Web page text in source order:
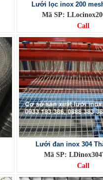
Lưới lọc inox 200
Mã SP:
Call
Lưới đan inox 304
Mã SP:
Call